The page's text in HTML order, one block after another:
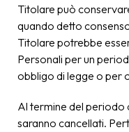
Titolare può
quando detto
Titolare potrebbe
Personali per un
obbligo di legge o per
Al termine del periodo
saranno cancellati.